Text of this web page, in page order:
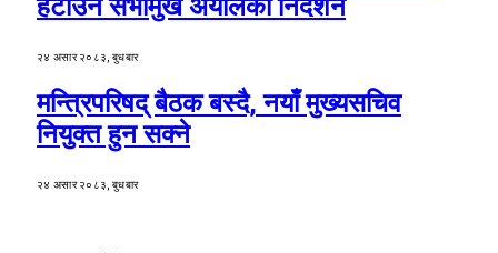
हटाउन सभामुख अर्यालको निर्देशन
२४ असार २०८३, बुधबार
मन्त्रिपरिषद् बैठक बस्दै, नयाँ मुख्यसचिव
नियुक्त हुन सक्ने
२४ असार २०८३, बुधबार